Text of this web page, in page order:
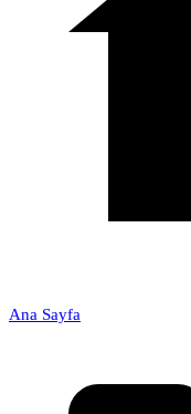
Ana Sayfa